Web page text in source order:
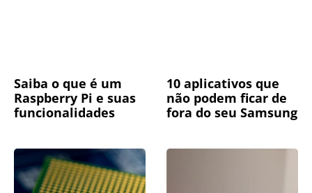
Saiba o que é um
Raspberry Pi e suas
funcionalidades
10 aplicativos que
não podem ficar de
fora do seu Samsung